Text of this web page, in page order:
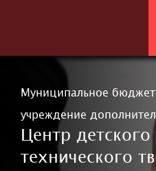
Муниципальное
учреждение
Центр
технического